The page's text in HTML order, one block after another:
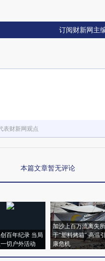
订阅财新网主
表财新网观点
本篇文章暂无评论
百年纪录 当局
切户外活动
加沙上百万流离失
于“塑料烤箱” 高温
康危机